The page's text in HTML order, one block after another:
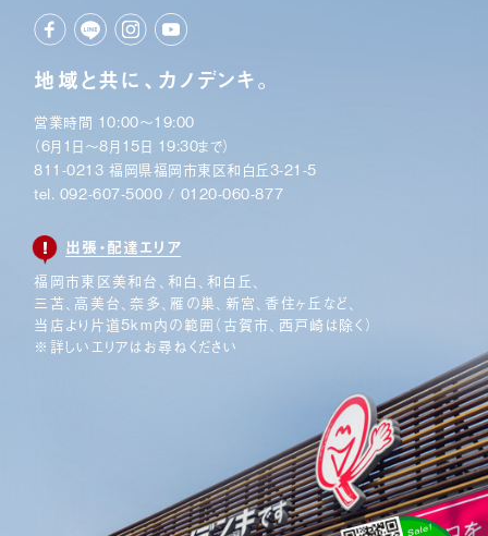
地域と共に、カノデンキ。
営業時間 10:00〜19:00
（6月1日〜8月15日 19:30まで）
811-0213 福岡県福岡市東区和白丘3-21-5
tel. 092-607-5000 / 0120-060-877
出張・配達エリア
福岡市東区美和台、和白、和白丘、
三苫、高美台、奈多、 雁の巣、新宮、香住ヶ丘など、
当店より片道5km内の範囲 （古賀市、西戸崎は除く）
※詳しいエリアはお尋ねください